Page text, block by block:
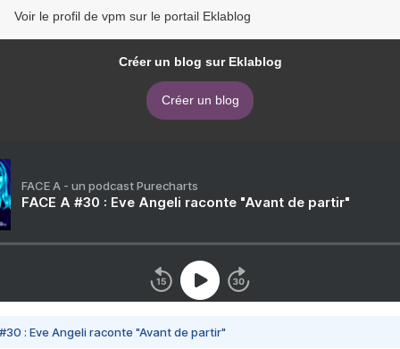
Voir le profil de vpm sur le portail Eklablog
Créer un blog sur Eklablog
Créer un blog
FACE A - un podcast Purecharts
FACE A #30 : Eve Angeli raconte "Avant de partir"
#30 : Eve Angeli raconte "Avant de partir"